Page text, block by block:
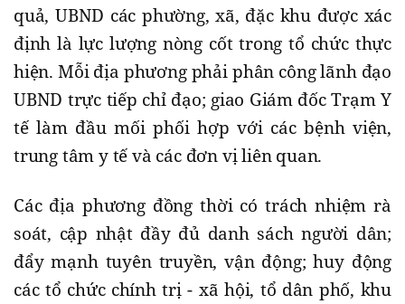
quả, UBND các phường, xã, đặc khu được xác
định là lực lượng nòng cốt trong tổ chức thực
hiện. Mỗi địa phương phải phân công lãnh đạo
UBND trực tiếp chỉ đạo; giao Giám đốc Trạm Y
tế làm đầu mối phối hợp với các bệnh viện,
trung tâm y tế và các đơn vị liên quan.
Các địa phương đồng thời có trách nhiệm rà
soát, cập nhật đầy đủ danh sách người dân;
đẩy mạnh tuyên truyền, vận động; huy động
các tổ chức chính trị - xã hội, tổ dân phố, khu